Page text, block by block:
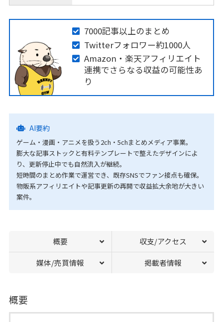
7000記事以上のまとめ
Twitterフォロワー約1000人
Amazon・楽天アフィリエイト
連携でさらなる収益の可能性あ
り
AI要約
ゲーム・漫画・アニメを扱う2ch・5chまとめメディア事業。
膨大な記事ストックと有料テンプレートで整えたデザインによ
り、更新停止中でも自然流入が継続。
短時間のまとめ作業で運営でき、既存SNSでファン接点も確保。
物販系アフィリエイトや記事更新の再開で収益拡大余地が大きい
案件。
概要 収支/アクセス
媒体/売買情報 掲載者情報
概要